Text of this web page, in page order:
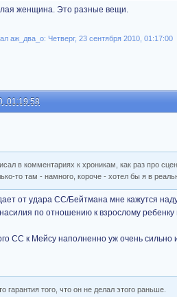
женщина. Это разные вещи.
аж_два_о: Четверг, 23 сентября 2010, 01:17:00
01:19:58
в комментариях к хроникам, как раз про
то там - намного, короче - хотел бы я в
от удара СС/Бейтмана мне кажутся
по отношению к взрослому
СС к Мейсу наполненно уж очень сильно
гарантия того, что он не делал этого раньше.